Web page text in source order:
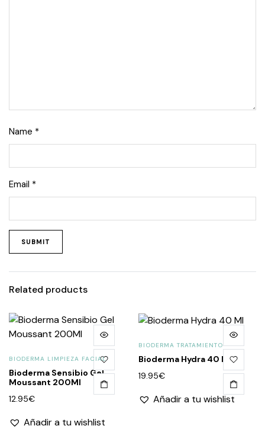
Name *
Email *
Related products
BIODERMA LIMPIEZA FACIAL
Bioderma Sensibio Gel
Moussant 200Ml
12.95€
Añadir a tu wishlist
BIODERMA TRATAMIENTO
Bioderma Hydra 40 Ml
19.95€
Añadir a tu wishlist